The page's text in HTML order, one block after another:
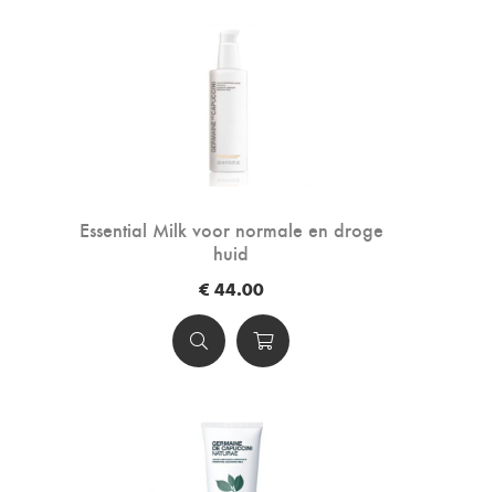
Essential Milk voor normale en droge
huid
€ 44.00